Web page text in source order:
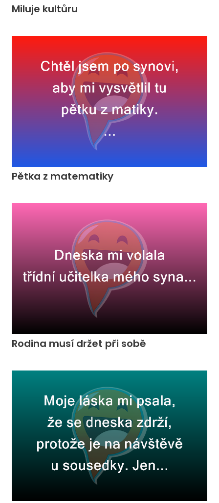
Miluje kultůru
Pětka z matematiky
Rodina musí držet při sobě